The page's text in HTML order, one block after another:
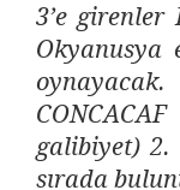
3’e girenler
Okyanusya
galibiyet) 2.
sırada